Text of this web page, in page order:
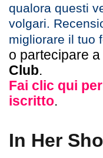
qualora questi
volgari.
migliorare il tuo
o partecipare
Club.
Fai clic qui
iscritto.
In Her